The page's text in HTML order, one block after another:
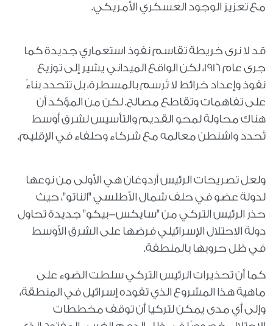
مع تعزيز الوجود العسكري الأمريكي.
قد لا نرى خريطة تقاسم نفوذ استعماري جديدة كما
جرى عام 1916، لكن الواقع الميداني يشير إلى توزيع
نفوذ وإعداد خرائط لا تُرسم بالمسطرة، بل تتحدد بناءً
على تفاهمات وتقاطع مصالح. لكن من المؤكد أن
هناك محاولة لمحو القديم والتأسيس لشرق أوسط
تُحدد واشنطن معالمه مع شركاء وحلفاء في الإقليم.
ولعل تصريحات الرئيس أردوغان هي الأولى من نوعها
لدولة عضو في حلف شمال الأطلسي "الناتو"، حيث
حذر الرئيس التركي من "سايكس-بيكو" جديدة تحاول
دولة الاحتلال الإسرائيلي فرضها على الشرق الأوسط
في ظل حروبها بالمنطقة.
كما أن تحذيرات الرئيس التركي سلطت الضوء على
ماهية هذا المشروع الذي تقوده إسرائيل في المنطقة،
وإلى أي مدى يمكن لتركيا أن توقف مخططات